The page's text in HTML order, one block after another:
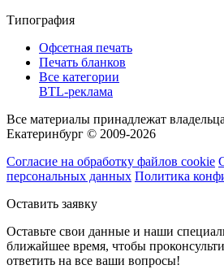
Типография
Офсетная печать
Печать бланков
Все категории
BTL-реклама
Все материалы принадлежат
Екатеринбург © 2009-2026
Согласие на обработку файлов cookie
персональных данных Политика
Оставить заявку
Оставьте свои данные и наши
ближайшее время, чтобы
ответить на все ваши вопросы!